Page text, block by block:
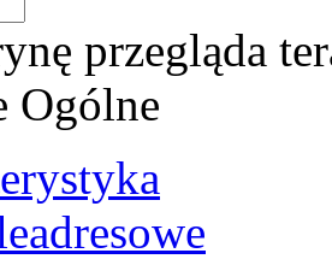
przegląda
Ogólne